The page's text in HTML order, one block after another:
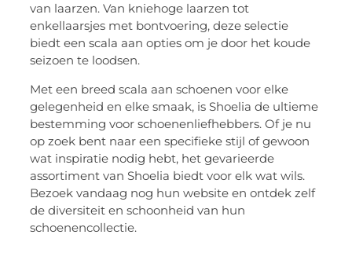
van laarzen. Van kniehoge laarzen tot
enkellaarsjes met bontvoering, deze selectie
biedt een scala aan opties om je door het koude
seizoen te loodsen.
Met een breed scala aan schoenen voor elke
gelegenheid en elke smaak, is Shoelia de ultieme
bestemming voor schoenenliefhebbers. Of je nu
op zoek bent naar een specifieke stijl of gewoon
wat inspiratie nodig hebt, het gevarieerde
assortiment van Shoelia biedt voor elk wat wils.
Bezoek vandaag nog hun website en ontdek zelf
de diversiteit en schoonheid van hun
schoenencollectie.